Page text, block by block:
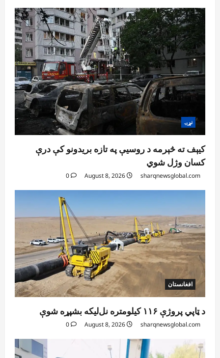
5
افغانستان
ټولګټو وزارت: قیصار ـ لامان سړک رغنیزې
چارې په بېلابېلو برخو کې روانې دي
sharqnewsglobal.com
August 6, 2026
نړۍ
کیېف ته څېرمه د روسیې په تازه بریدونو کې درې
کسان وژل شوي
sharqnewsglobal.com
0
افغانستان
د ټاپي پروژې ۱۱۶ کیلومتره نل‌لیکه بشپړه شوې
sharqnewsglobal.com
0